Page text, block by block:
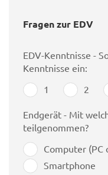
Fragen zur EDV
EDV-Kenntnisse -
Kenntnisse ein:
1
2
Endgerät - Mit
teilgenommen?
Computer (PC
Smartphone